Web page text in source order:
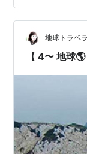
たしのリーデ
私 の 前 世 旅
┣ 日…地球トラベ
【 4〜 地球